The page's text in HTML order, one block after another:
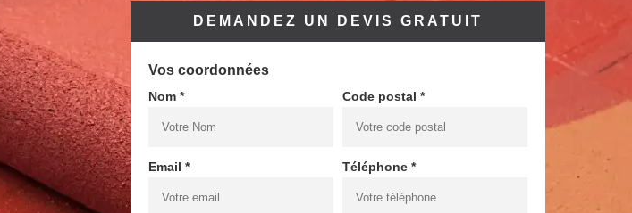
DEMANDEZ UN DEVIS GRATUIT
Vos coordonnées
Nom * Code postal *
Email * Téléphone *